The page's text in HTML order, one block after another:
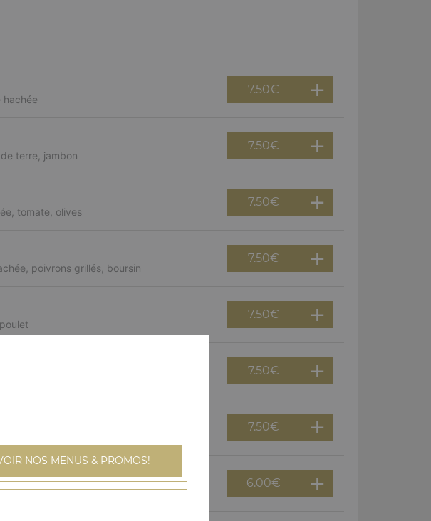
hachée
7.50€
terre, jambon
7.50€
tomate, olives
7.50€
poivrons grillés, boursin
7.50€
7.50€
7.50€
7.50€
6.00€
NOS MENUS & PROMOS!